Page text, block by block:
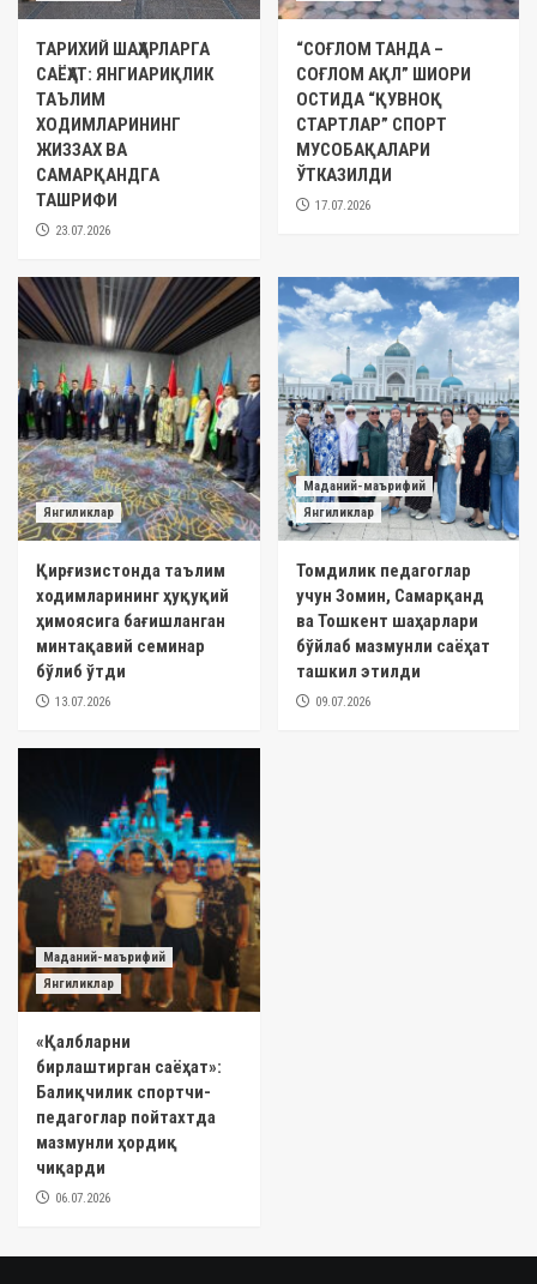
ТАРИХИЙ ШАҲАРЛАРГА
САЁҲАТ: ЯНГИАРИҚЛИК
ТАЪЛИМ
ХОДИМЛАРИНИНГ
ЖИЗЗАХ ВА
САМАРҚАНДГА
ТАШРИФИ
23.07.2026
“СОҒЛОМ ТАНДА –
СОҒЛОМ АҚЛ” ШИОРИ
ОСТИДА “ҚУВНОҚ
СТАРТЛАР” СПОРТ
МУСОБАҚАЛАРИ
ЎТКАЗИЛДИ
17.07.2026
Янгиликлар
Қирғизистонда таълим
ходимларининг ҳуқуқий
ҳимоясига бағишланган
минтақавий семинар
бўлиб ўтди
13.07.2026
Маданий-маърифий
Янгиликлар
Томдилик педагоглар
учун Зомин, Самарқанд
ва Тошкент шаҳарлари
бўйлаб мазмунли саёҳат
ташкил этилди
09.07.2026
Маданий-маърифий
Янгиликлар
«Қалбларни
бирлаштирган саёҳат»:
Балиқчилик спортчи-
педагоглар пойтахтда
мазмунли ҳордиқ
чиқарди
06.07.2026